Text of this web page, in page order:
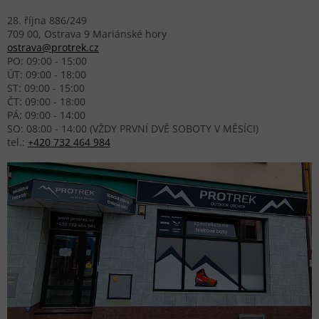
28. října 886/249
709 00, Ostrava 9 Mariánské hory
ostrava@protrek.cz
PO: 09:00 - 15:00
ÚT: 09:00 - 18:00
ST: 09:00 - 15:00
ČT: 09:00 - 18:00
PÁ: 09:00 - 14:00
SO: 08:00 - 14:00 (VŽDY PRVNÍ DVĚ SOBOTY V MĚSÍCI)
tel.: +420 732 464 984